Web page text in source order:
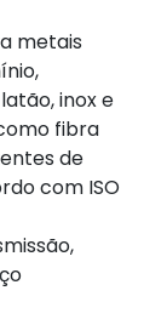
metais
inox e
fibra
de
com ISO